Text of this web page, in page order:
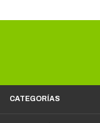
CATEGORÍAS